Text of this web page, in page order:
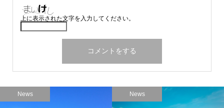
上に表示された文字を入力してください。
News News